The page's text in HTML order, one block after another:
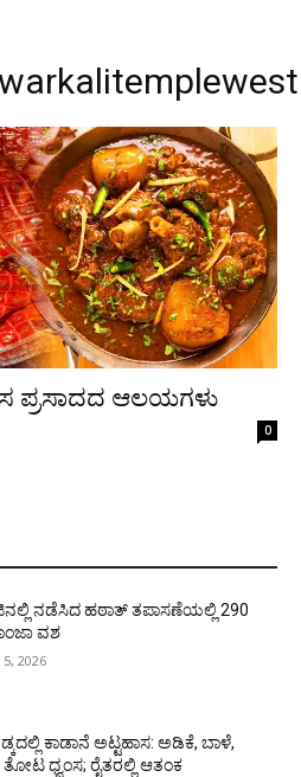
ಪ್ರಸಾದದ ಆಲಯಗಳು
0
ನಡೆಸಿದ ಹಠಾತ್ ತಪಾಸಣೆಯಲ್ಲಿ 290
ವಶ
2026
ಕಾಡಾನೆ ಅಟ್ಟಹಾಸ: ಅಡಿಕೆ, ಬಾಳೆ,
ಧ್ವಂಸ; ರೈತರಲ್ಲಿ ಆತಂಕ